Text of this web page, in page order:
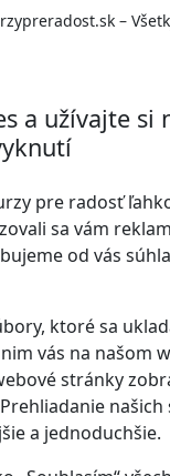
–
a užívajte si
pre radosť
sa vám
od vás
ktoré sa
vás na našom
stránky
a jednoduchšie.